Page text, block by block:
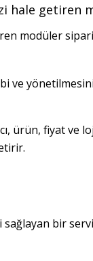
hale getiren
modüler
ürün, fiyat
bir